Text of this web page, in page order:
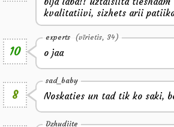
kvalitatiivi, sizhets arii
10
experts (vīrietis, 34)
o jaa
8
sad_baby
Noskaties un tad tik ko saki,
Dzhudiite